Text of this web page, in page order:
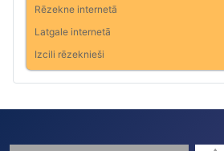
Rēzekne internetā
Latgale internetā
Izcili rēzeknieši